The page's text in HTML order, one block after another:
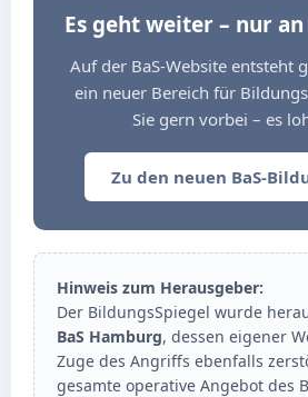
Es geht weiter – nur
Auf der BaS-Website entsteht
ein neuer Bereich für
Sie gern vorbei – es
Zu den neuen BaS-
Hinweis zum Herausgeber:
Der BildungsSpiegel wurde
BaS Hamburg, dessen eigener
Zuge des Angriffs ebenfalls
gesamte operative Angebot des